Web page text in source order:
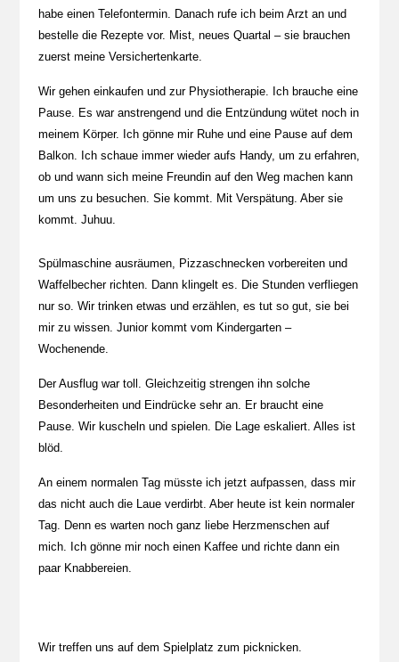
habe einen Telefontermin. Danach rufe ich beim Arzt an und
bestelle die Rezepte vor. Mist, neues Quartal – sie brauchen
zuerst meine Versichertenkarte.
Wir gehen einkaufen und zur Physiotherapie. Ich brauche eine
Pause. Es war anstrengend und die Entzündung wütet noch in
meinem Körper. Ich gönne mir Ruhe und eine Pause auf dem
Balkon. Ich schaue immer wieder aufs Handy, um zu erfahren,
ob und wann sich meine Freundin auf den Weg machen kann
um uns zu besuchen. Sie kommt. Mit Verspätung. Aber sie
kommt. Juhuu.
Spülmaschine ausräumen, Pizzaschnecken vorbereiten und
Waffelbecher richten. Dann klingelt es. Die Stunden verfliegen
nur so. Wir trinken etwas und erzählen, es tut so gut, sie bei
mir zu wissen. Junior kommt vom Kindergarten –
Wochenende.
Der Ausflug war toll. Gleichzeitig strengen ihn solche
Besonderheiten und Eindrücke sehr an. Er braucht eine
Pause. Wir kuscheln und spielen. Die Lage eskaliert. Alles ist
blöd.
An einem normalen Tag müsste ich jetzt aufpassen, dass mir
das nicht auch die Laue verdirbt. Aber heute ist kein normaler
Tag. Denn es warten noch ganz liebe Herzmenschen auf
mich. Ich gönne mir noch einen Kaffee und richte dann ein
paar Knabbereien.
Wir treffen uns auf dem Spielplatz zum picknicken.